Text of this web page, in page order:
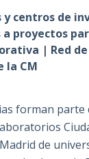
y centros de
proyectos
| Red
la CM
forman parte
de